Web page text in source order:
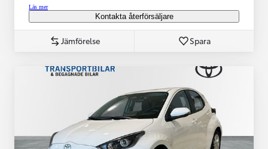
Läs mer
Kontakta återförsäljare
Jämförelse Spara